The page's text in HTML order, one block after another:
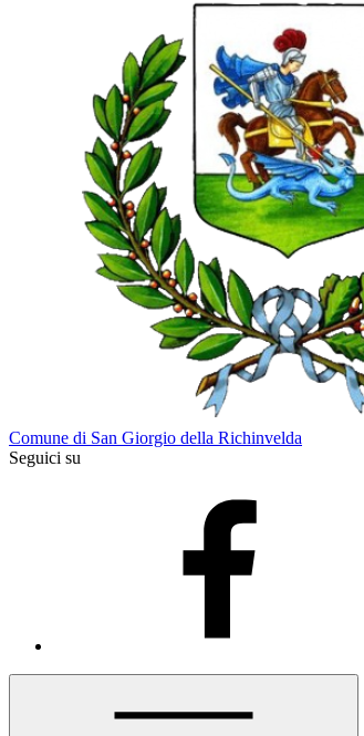
Comune di San Giorgio della Richinvelda
Seguici su